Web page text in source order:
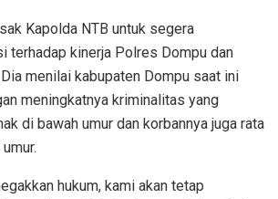
Kapolda NTB untuk segera
terhadap kinerja Polres Dompu dan
menilai kabupaten Dompu saat ini
meningkatnya kriminalitas yang
di bawah umur dan korbannya juga rata
hukum, kami akan tetap